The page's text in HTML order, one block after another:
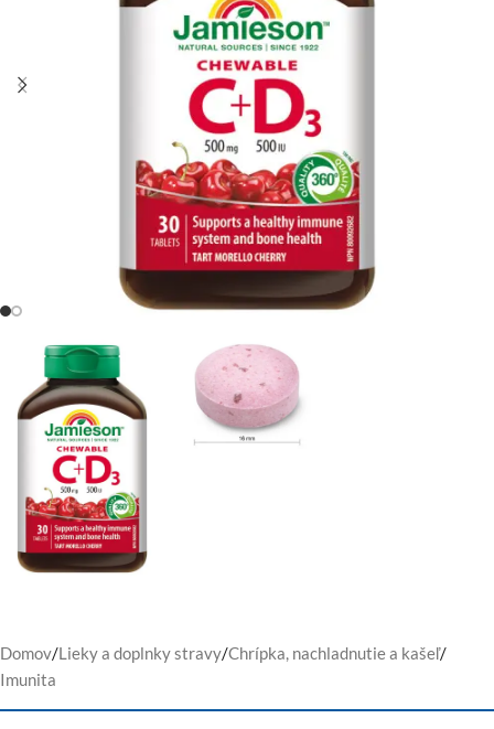
Domov/Lieky a doplnky stravy/Chrípka, nachladnutie a kašeľ/
Imunita